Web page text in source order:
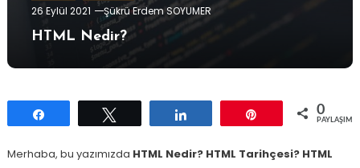
26 Eylül 2021
Şükrü Erdem SOYUMER
HTML Nedir?
0
Merhaba, bu yazımızda HTML Nedir? HTML Tarihçesi? HTML